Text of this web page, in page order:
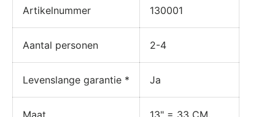
Artikelnummer 130001
Aantal personen 2-4
Levenslange garantie * Ja